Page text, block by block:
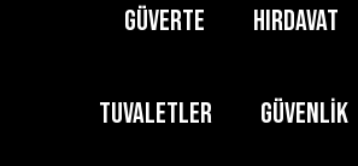
GÜVERTE HIRDAVAT
TUVALETLER GÜVENLİK